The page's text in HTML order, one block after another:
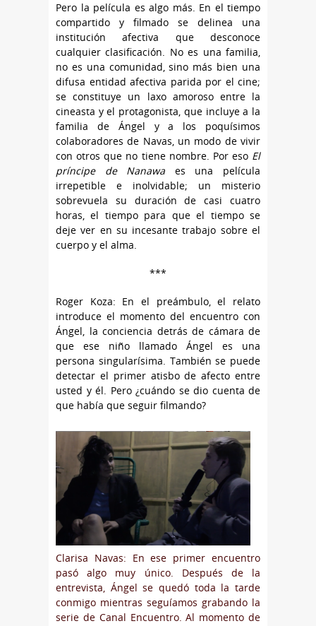
Pero la película es algo más. En el tiempo
compartido y filmado se delinea una
institución afectiva que desconoce
cualquier clasificación. No es una familia,
no es una comunidad, sino más bien una
difusa entidad afectiva parida por el cine;
se constituye un laxo amoroso entre la
cineasta y el protagonista, que incluye a la
familia de Ángel y a los poquísimos
colaboradores de Navas, un modo de vivir
con otros que no tiene nombre. Por eso El
príncipe de Nanawa es una película
irrepetible e inolvidable; un misterio
sobrevuela su duración de casi cuatro
horas, el tiempo para que el tiempo se
deje ver en su incesante trabajo sobre el
cuerpo y el alma.
***
Roger Koza: En el preámbulo, el relato
introduce el momento del encuentro con
Ángel, la conciencia detrás de cámara de
que ese niño llamado Ángel es una
persona singularísima. También se puede
detectar el primer atisbo de afecto entre
usted y él. Pero ¿cuándo se dio cuenta de
que había que seguir filmando?
Clarisa Navas: En ese primer encuentro
pasó algo muy único. Después de la
entrevista, Ángel se quedó toda la tarde
conmigo mientras seguíamos grabando la
serie de Canal Encuentro. Al momento de